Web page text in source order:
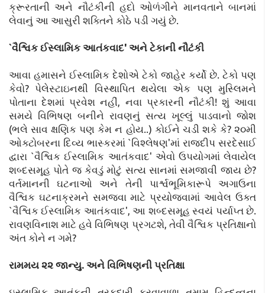
ક્રૂરતાની અને નૌટંકીની હદો ઓળંગીને માનવતાને બાનમાં
લેવાનું આ આસુરી શક્તિને કોઠે પડી ગયું છે.
`વૈશ્વિક ઈસ્લામિક આતંકવાદ' અને ટેકાની નૌટંકી
આવા હમાસને ઈસ્લામિક દેશોએ ટેકો જાહેર કર્યો છે. ટેકો પણ
કેવો? પેલેસ્ટાઇનથી વિસ્થાપિત થયેલા એક પણ મુસ્લિમને
પોતાના દેશમાં પ્રવેશ નહીં, નવા પ્રકારની નૌટંકી! શું આવા
સમયે વિભિષણ બનીને રાવણનું સત્ય ખૂલ્લું પાડવાનો જોશ
(ભલે સાવ ક્ષણિક પણ કેમ ન હોય..) કોઈને ચડી શકે કે? ૨૦મી
ઓક્ટોબરના દિવ્ય ભાસ્કરમાં `વિશ્લેષણ'માં રાજદીપ સરદેસાઈ
દ્વારા `વૈશ્વિક ઈસ્લામિક આતંકવાદ' એવો ઉપયોગમાં લેવાયેલ
શબ્દસમૂહ પોતે જ કેવડું મોટું સત્ય સાનમાં સમજાવી જાય છે?
વર્તમાનની ઘટનાઓ અને તેની પાર્શ્વભૂમિકારૂપે અગાઉના
વૈશ્વિક ઘટનાક્રમને સમજવા માટે પ્રયોજવામાં આવેલ ઉક્ત
`વૈશ્વિક ઈસ્લામિક આતંકવાદ', આ શબ્દસમૂહ સ્વયં પર્યાપ્ત છે.
રાવણવિનાશ માટે હવે વિભિષણ પ્રગટશે, તેવી વૈશ્વિક પ્રતિક્ષાનો
અંત કોને ન ગમે?
રામમય ૨૨ જાન્યુ. અને વિભિષણની પ્રતિક્ષા